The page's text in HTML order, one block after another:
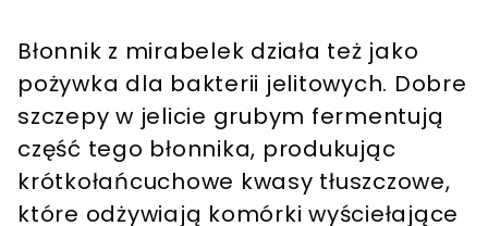
Błonnik z mirabelek działa też jako
pożywka dla bakterii jelitowych. Dobre
szczepy w jelicie grubym fermentują
część tego błonnika, produkując
krótkołańcuchowe kwasy tłuszczowe,
które odżywiają komórki wyściełające